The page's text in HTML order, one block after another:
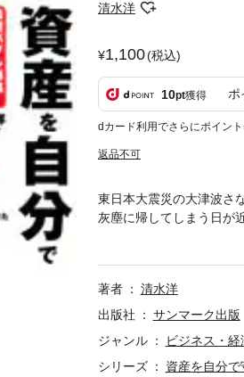
清水洋
1,100(税込)
10pt獲得 ポ
dカード利用でさらにポイン
返品不可
東日本大震災の大津波さ
灰塵に帰してしまう日が
ナリオを予想して、そ
って最大の問題は、日本
上がれば、年間の返済額
がある。つまり国家は国
財政破綻している現実が
著者
清水洋
出版社
サンマーク出版
ジャンル
ビジネス・経
シリーズ
資産を自分で